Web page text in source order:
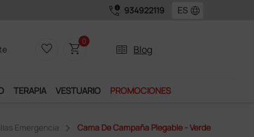
call_quality 934922119 language
favorite_border shopping_cart0
two_pager Blog
TERAPIA VESTUARIO PROMOCIONES
Emergencia Cama De Campaña Plegable - Verde